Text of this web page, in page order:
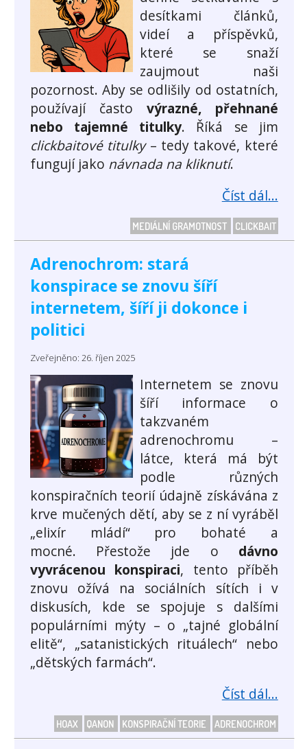
desítkami článků,
videí a příspěvků,
které se snaží
zaujmout naši
pozornost. Aby se odlišily od ostatních,
používají často výrazné, přehnané
nebo tajemné titulky. Říká se jim
clickbaitové titulky– tedy takové, které
fungují jako návnada na kliknutí.
Číst dál...
MEDIÁLNÍ GRAMOTNOST CLICKBAIT
Adrenochrom: stará
konspirace se znovu šíří
internetem, šíří ji dokonce i
politici
Zveřejněno: 26. říjen 2025
Internetem se znovu
šíří informace o
takzvaném
adrenochromu –
látce, která má být
podle různých
konspiračních teorií údajně získávána z
krve mučených dětí, aby se z ní vyráběl
„elixír mládí“ pro bohaté a
mocné. Přestože jde o dávno
vyvrácenou konspiraci, tento příběh
znovu ožívá na sociálních sítích i v
diskusích, kde se spojuje s dalšími
populárními mýty – o „tajné globální
elitě“, „satanistických rituálech“ nebo
„dětských farmách“.
Číst dál...
HOAX QANON KONSPIRAČNÍ TEORIE ADRENOCHROM